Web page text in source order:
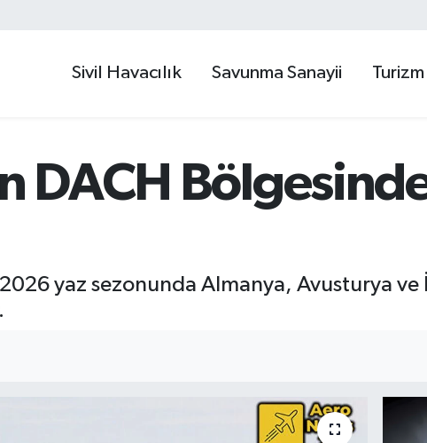
Sivil Havacılık Savunma Sanayii Turizm
DACH
yaz sezonunda Almanya, Avusturya ve